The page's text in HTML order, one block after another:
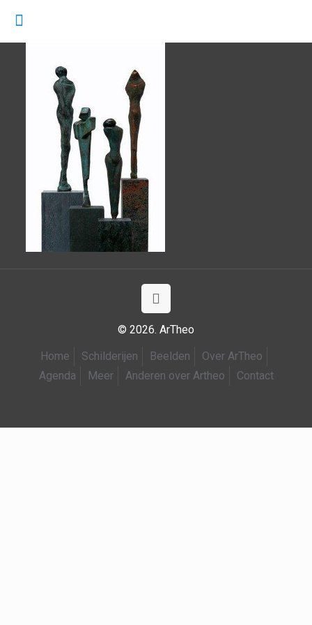
© 2026. ArTheo
Home
Schilderijen Beelden
Over ArTheo
Agenda
Meer Anderen over Artheo Contact